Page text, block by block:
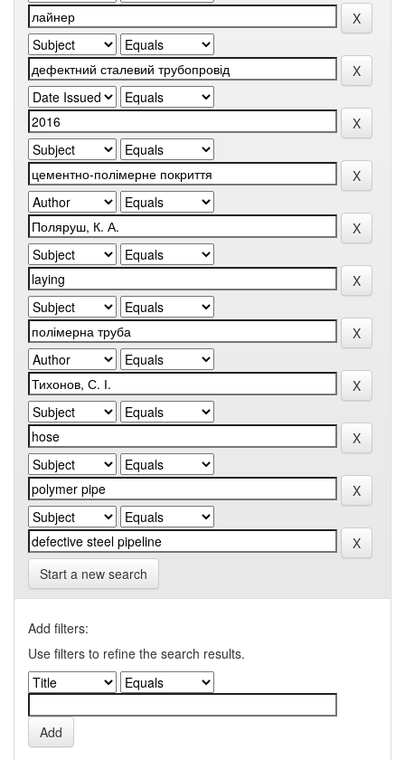
Start a new search
Add filters:
Use filters to refine the search results.